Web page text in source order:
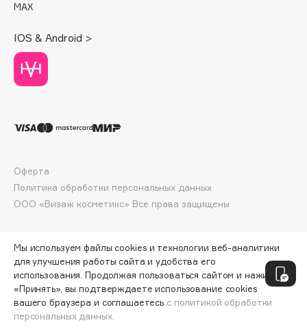
Davines
Dessange
Dior
Divage
Dolomit
DP Daily Perfection
Dr. Vranjes Firenze
Dr.Althea
Dr.Jart+
DSD de Luxe
Dyson
MAX
IOS & Android >
ООО «Визаж косметикс» Все права защищены
Оферта
Политика обработки персональных данных
Мы используем файлы cookies и технологии веб-аналитики
для улучшения работы сайта и удобства его
использования. Продолжая пользоваться сайтом и нажимая
«Принять», вы подтверждаете использование cookies
вашего браузера и соглашаетесь с политикой обработки
персональных данных.